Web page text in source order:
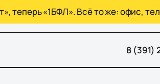
теперь «1БФЛ». Всё то же: офис,
8 (391)